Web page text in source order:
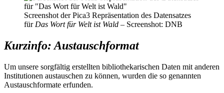
Screenshot der Pica3 Repräsentation des Datensatzes
für Das Wort für Welt ist Wald – Screenshot: DNB
Kurzinfo: Austauschformat
Um unsere sorgfältig erstellten bibliothekarischen Daten mit anderen
Institutionen austauschen zu können, wurden die so genannten
Austauschformate erfunden.